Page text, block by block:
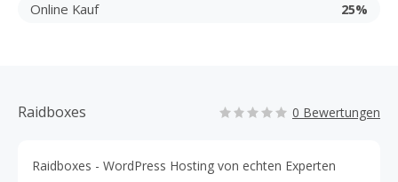
Online Kauf 25%
Raidboxes 0 Bewertungen
Raidboxes - WordPress Hosting von echten Experten